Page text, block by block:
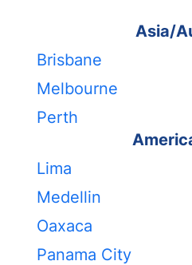
Asia/
Brisbane
Melbourne
Perth
Lima
Medellin
Oaxaca
Panama City